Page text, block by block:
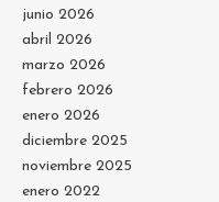
junio 2026
abril 2026
marzo 2026
febrero 2026
enero 2026
diciembre 2025
noviembre 2025
enero 2022